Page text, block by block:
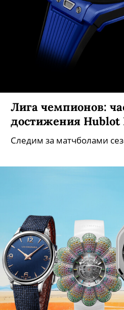
Лига чемпионов:
достижения Hublot
Следим за матчболами